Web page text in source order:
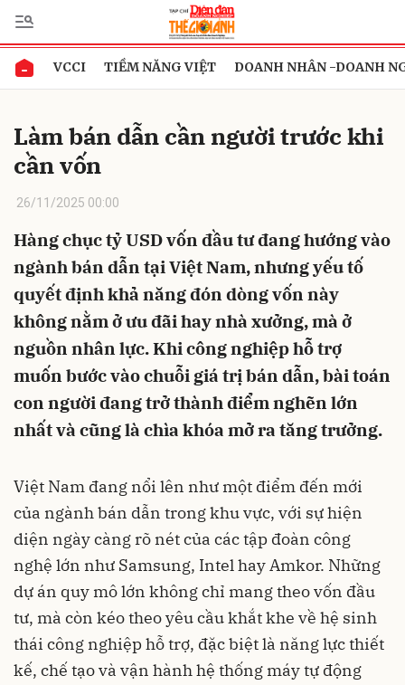
VCCI TIỀM NĂNG VIỆT DOANH NHÂN -DOANH
Làm bán dẫn cần người trước khi
cần vốn
26/11/2025 00:00
Hàng chục tỷ USD vốn đầu tư đang hướng vào
ngành bán dẫn tại Việt Nam, nhưng yếu tố
quyết định khả năng đón dòng vốn này
không nằm ở ưu đãi hay nhà xưởng, mà ở
nguồn nhân lực. Khi công nghiệp hỗ trợ
muốn bước vào chuỗi giá trị bán dẫn, bài toán
con người đang trở thành điểm nghẽn lớn
nhất và cũng là chìa khóa mở ra tăng trưởng.
Việt Nam đang nổi lên như một điểm đến mới
của ngành bán dẫn trong khu vực, với sự hiện
diện ngày càng rõ nét của các tập đoàn công
nghệ lớn như Samsung, Intel hay Amkor. Những
dự án quy mô lớn không chỉ mang theo vốn đầu
tư, mà còn kéo theo yêu cầu khắt khe về hệ sinh
thái công nghiệp hỗ trợ, đặc biệt là năng lực thiết
kế, chế tạo và vận hành hệ thống máy tự động
Gửi bình luận
Hủy Gửi